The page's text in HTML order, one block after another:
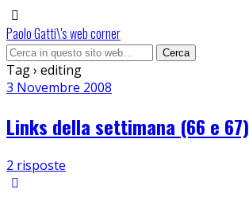
Paolo Gatti\'s web corner
Tag › editing
3 Novembre 2008
Links della settimana (66 e 67)
2 risposte